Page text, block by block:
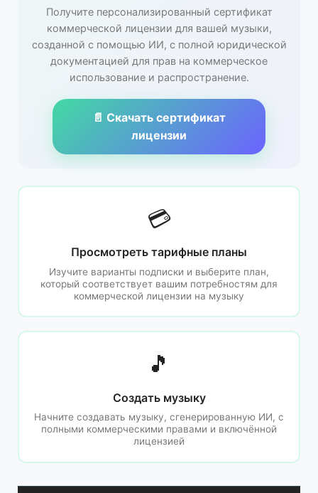
Получите персонализированный сертификат
коммерческой лицензии для вашей музыки,
созданной с помощью ИИ, с полной юридической
документацией для прав на коммерческое
использование и распространение.
📄 Скачать сертификат
лицензии
💳
Просмотреть тарифные планы
Изучите варианты подписки и выберите план,
который соответствует вашим потребностям для
коммерческой лицензии на музыку
🎵
Создать музыку
Начните создавать музыку, сгенерированную ИИ, с
полными коммерческими правами и включённой
лицензией